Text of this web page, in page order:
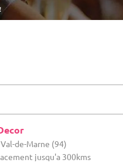
de-Marne (94)
jusqu'a 300kms